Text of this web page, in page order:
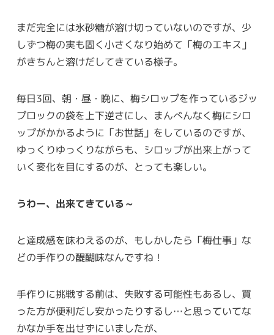
まだ完全には氷砂糖が溶け切っていないのですが、少
しずつ梅の実も固く小さくなり始めて「梅のエキス」
がきちんと溶けだしてきている様子。
毎日3回、朝・昼・晩に、梅シロップを作っているジッ
プロックの袋を上下逆さにし、まんべんなく梅にシロ
ップがかかるように「お世話」をしているのですが、
ゆっくりゆっくりながらも、シロップが出来上がって
いく変化を目にするのが、とっても楽しい。
うわー、出来てきている～
と達成感を味わえるのが、もしかしたら「梅仕事」な
どの手作りの醍醐味なんですね！
手作りに挑戦する前は、失敗する可能性もあるし、買
った方が便利だし安かったりするし…と思っていてな
かなか手を出せずにいましたが、